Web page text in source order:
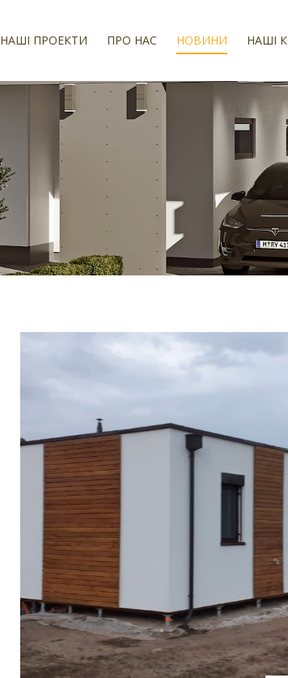
НАШІ ПРОЕКТИ ПРО НАС НОВИНИ НАШІ